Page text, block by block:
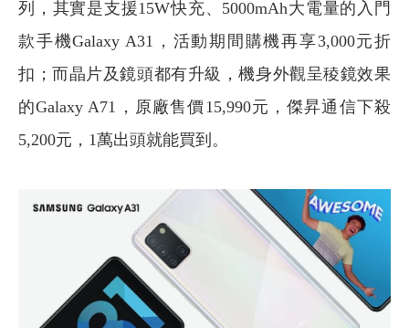
列，其實是支援15W快充、5000mAh大電量的入門
款手機Galaxy A31，活動期間購機再享3,000元折
扣；而晶片及鏡頭都有升級，機身外觀呈稜鏡效果
的Galaxy A71，原廠售價15,990元，傑昇通信下殺
5,200元，1萬出頭就能買到。